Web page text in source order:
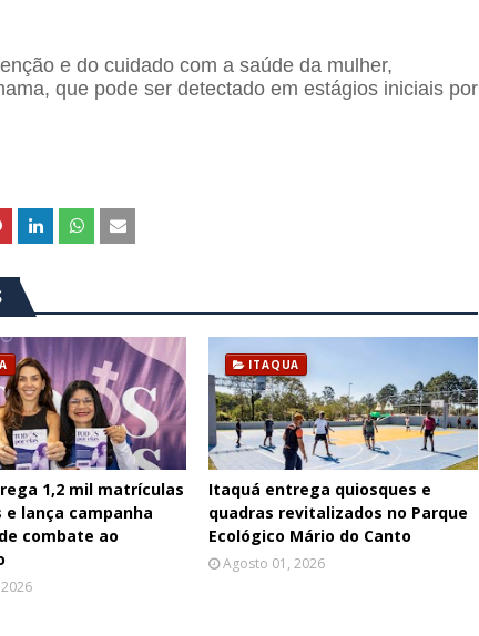
e do cuidado com a saúde da mulher,
que pode ser detectado em estágios iniciais por
1,2 mil matrículas
e lança campanha
combate ao
ITAQUA
Itaquá entrega quiosques e
quadras revitalizados no Parque
Ecológico Mário do Canto
Agosto 01, 2026